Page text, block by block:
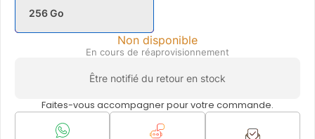
256 Go
Non disponible
En cours de réaprovisionnement
Être notifié du retour en stock
Faites-vous accompagner pour votre commande.